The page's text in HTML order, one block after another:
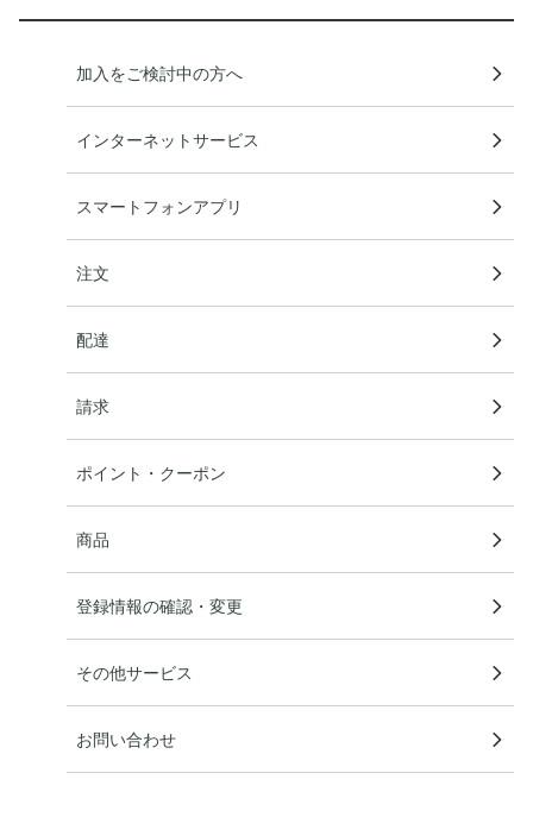
加入をご検討中の方へ
インターネットサービス
スマートフォンアプリ
注文
配達
請求
ポイント・クーポン
商品
登録情報の確認・変更
その他サービス
お問い合わせ